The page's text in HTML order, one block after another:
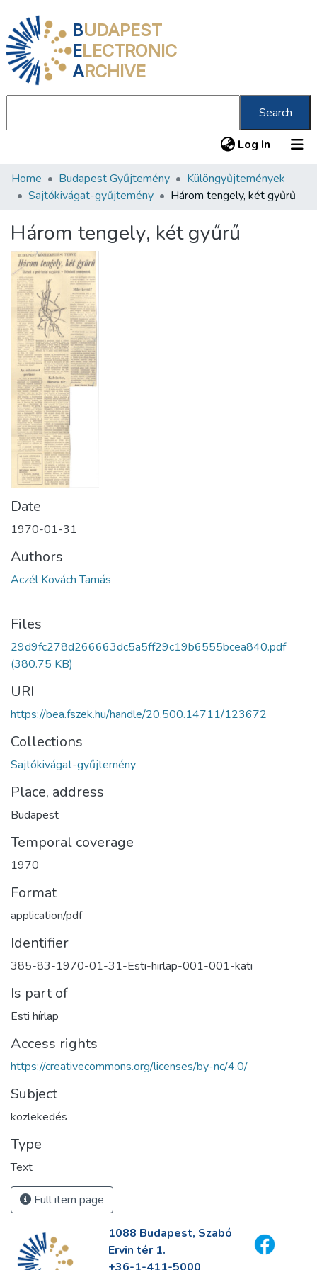
BUDAPEST
ELECTRONIC
ARCHIVE
Search
Log In (current)
Communities & Collections
Statistics
About us
Home Budapest Gyűjtemény
Különgyűjtemények
Sajtókivágat-gyűjtemény
Három tengely, két gyűrű
Három tengely, két gyűrű
Date
1970-01-31
Authors
Aczél Kovách Tamás
Files
29d9fc278d266663dc5a5ff29c19b6555bcea840.pdf
(380.75 KB)
URI
https://bea.fszek.hu/handle/20.500.14711/123672
Collections
Sajtókivágat-gyűjtemény
Place, address
Budapest
Temporal coverage
1970
Format
application/pdf
Identifier
385-83-1970-01-31-Esti-hirlap-001-001-kati
Is part of
Esti hírlap
Access rights
https://creativecommons.org/licenses/by-nc/4.0/
Subject
közlekedés
Type
Text
Full item page
1088 Budapest, Szabó
Ervin tér 1.